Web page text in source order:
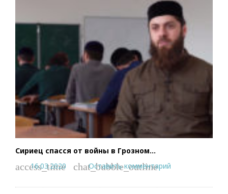
Сириец спасся от войны в Грозном…
access_time
16.03.2020 chat_bubble_outline
Оставить комментарий